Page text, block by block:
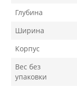
Глубина
Ширина
Корпус
Вес без
упаковки